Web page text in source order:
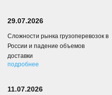
29.07.2026
Сложности рынка грузоперевозок в
России и падение объемов
доставки
подробнее
11.07.2026